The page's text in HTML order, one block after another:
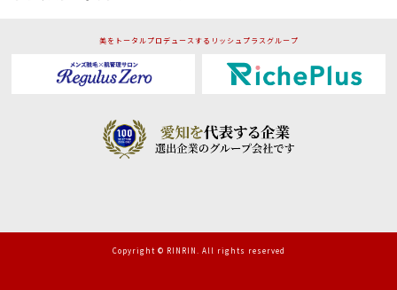
美をトータルプロデュースするリッシュプラスグループ
Copyright © RINRIN. All rights reserved